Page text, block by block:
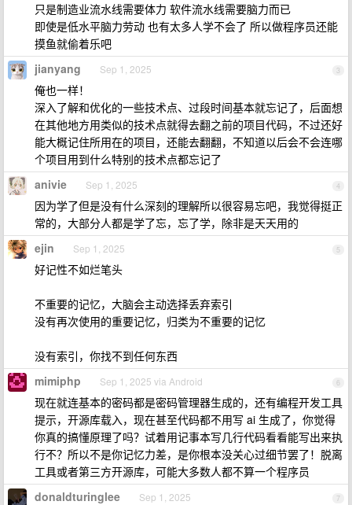
只是制造业流水线需要体力 软件流水线需要脑力而已
即使是低水平脑力劳动 也有太多人学不会了 所以做程序员还能
摸鱼就偷着乐吧
3
jianyang Sep 1, 2025
俺也一样！
深入了解和优化的一些技术点、过段时间基本就忘记了，后面想
在其他地方用类似的技术点就得去翻之前的项目代码，不过还好
能大概记住所用在的项目，还能去翻翻，不知道以后会不会连哪
个项目用到什么特别的技术点都忘记了
4
anivie Sep 1, 2025
因为学了但是没有什么深刻的理解所以很容易忘吧，我觉得挺正
常的，大部分人都是学了忘，忘了学，除非是天天用的
5
ejin Sep 1, 2025
好记性不如烂笔头
不重要的记忆，大脑会主动选择丢弃索引
没有再次使用的重要记忆，归类为不重要的记忆
没有索引，你找不到任何东西
6
mimiphp Sep 1, 2025 via Android
现在就连基本的密码都是密码管理器生成的，还有编程开发工具
提示，开源库载入，现在甚至代码都不用写 ai 生成了，你觉得
你真的搞懂原理了吗？试着用记事本写几行代码看看能写出来执
行不？所以不是你记忆力差，是你根本没关心过细节罢了！脱离
工具或者第三方开源库，可能大多数人都不算一个程序员
7
donaldturinglee Sep 1, 2025